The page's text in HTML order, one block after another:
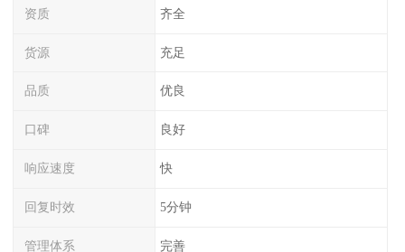
资质 齐全
货源 充足
品质 优良
口碑 良好
响应速度 快
回复时效 5分钟
管理体系 完善